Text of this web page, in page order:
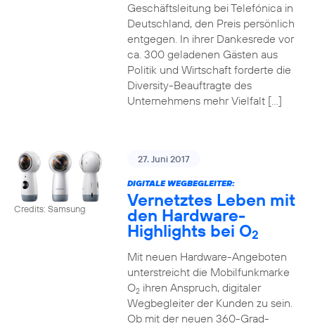
Geschäftsleitung bei Telefónica in
Deutschland, den Preis persönlich
entgegen. In ihrer Dankesrede vor
ca. 300 geladenen Gästen aus
Politik und Wirtschaft forderte die
Diversity-Beauftragte des
Unternehmens mehr Vielfalt […]
Credits: Samsung
27. Juni 2017
DIGITALE WEGBEGLEITER:
Vernetztes Leben mit
den Hardware-
Highlights bei O2
Mit neuen Hardware-Angeboten
unterstreicht die Mobilfunkmarke
O2ihren Anspruch, digitaler
Wegbegleiter der Kunden zu sein.
Ob mit der neuen 360-Grad-